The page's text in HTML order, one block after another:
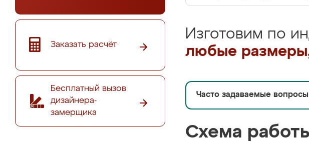
Заказать расчёт
Бесплатный вызов
дизайнера-
замерщика
Изготовим по
любые
Часто задаваемые вопросы
Схема